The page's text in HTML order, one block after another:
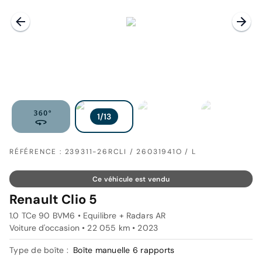
RÉFÉRENCE : 239311-26RCLI / 26031941O / L
Ce véhicule est vendu
Renault Clio 5
1.0 TCe 90 BVM6 • Equilibre + Radars AR
Voiture d'occasion • 22 055 km • 2023
Type de boîte : Boîte manuelle 6 rapports